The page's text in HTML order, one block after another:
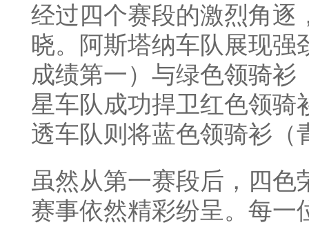
经过四个赛段的激烈角逐
晓。阿斯塔纳车队展现强
成绩第一）与绿色领骑衫
星车队成功捍卫红色领骑
透车队则将蓝色领骑衫（
虽然从第一赛段后，四
赛事依然精彩纷呈。每一